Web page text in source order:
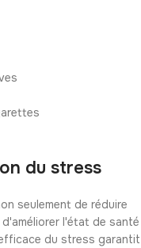
du stress
seulement de réduire
l'état de santé
du stress garantit